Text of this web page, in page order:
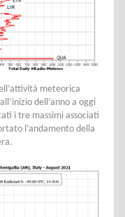
meteorica
dell’anno a oggi
i tre massimi associati
l’andamento della